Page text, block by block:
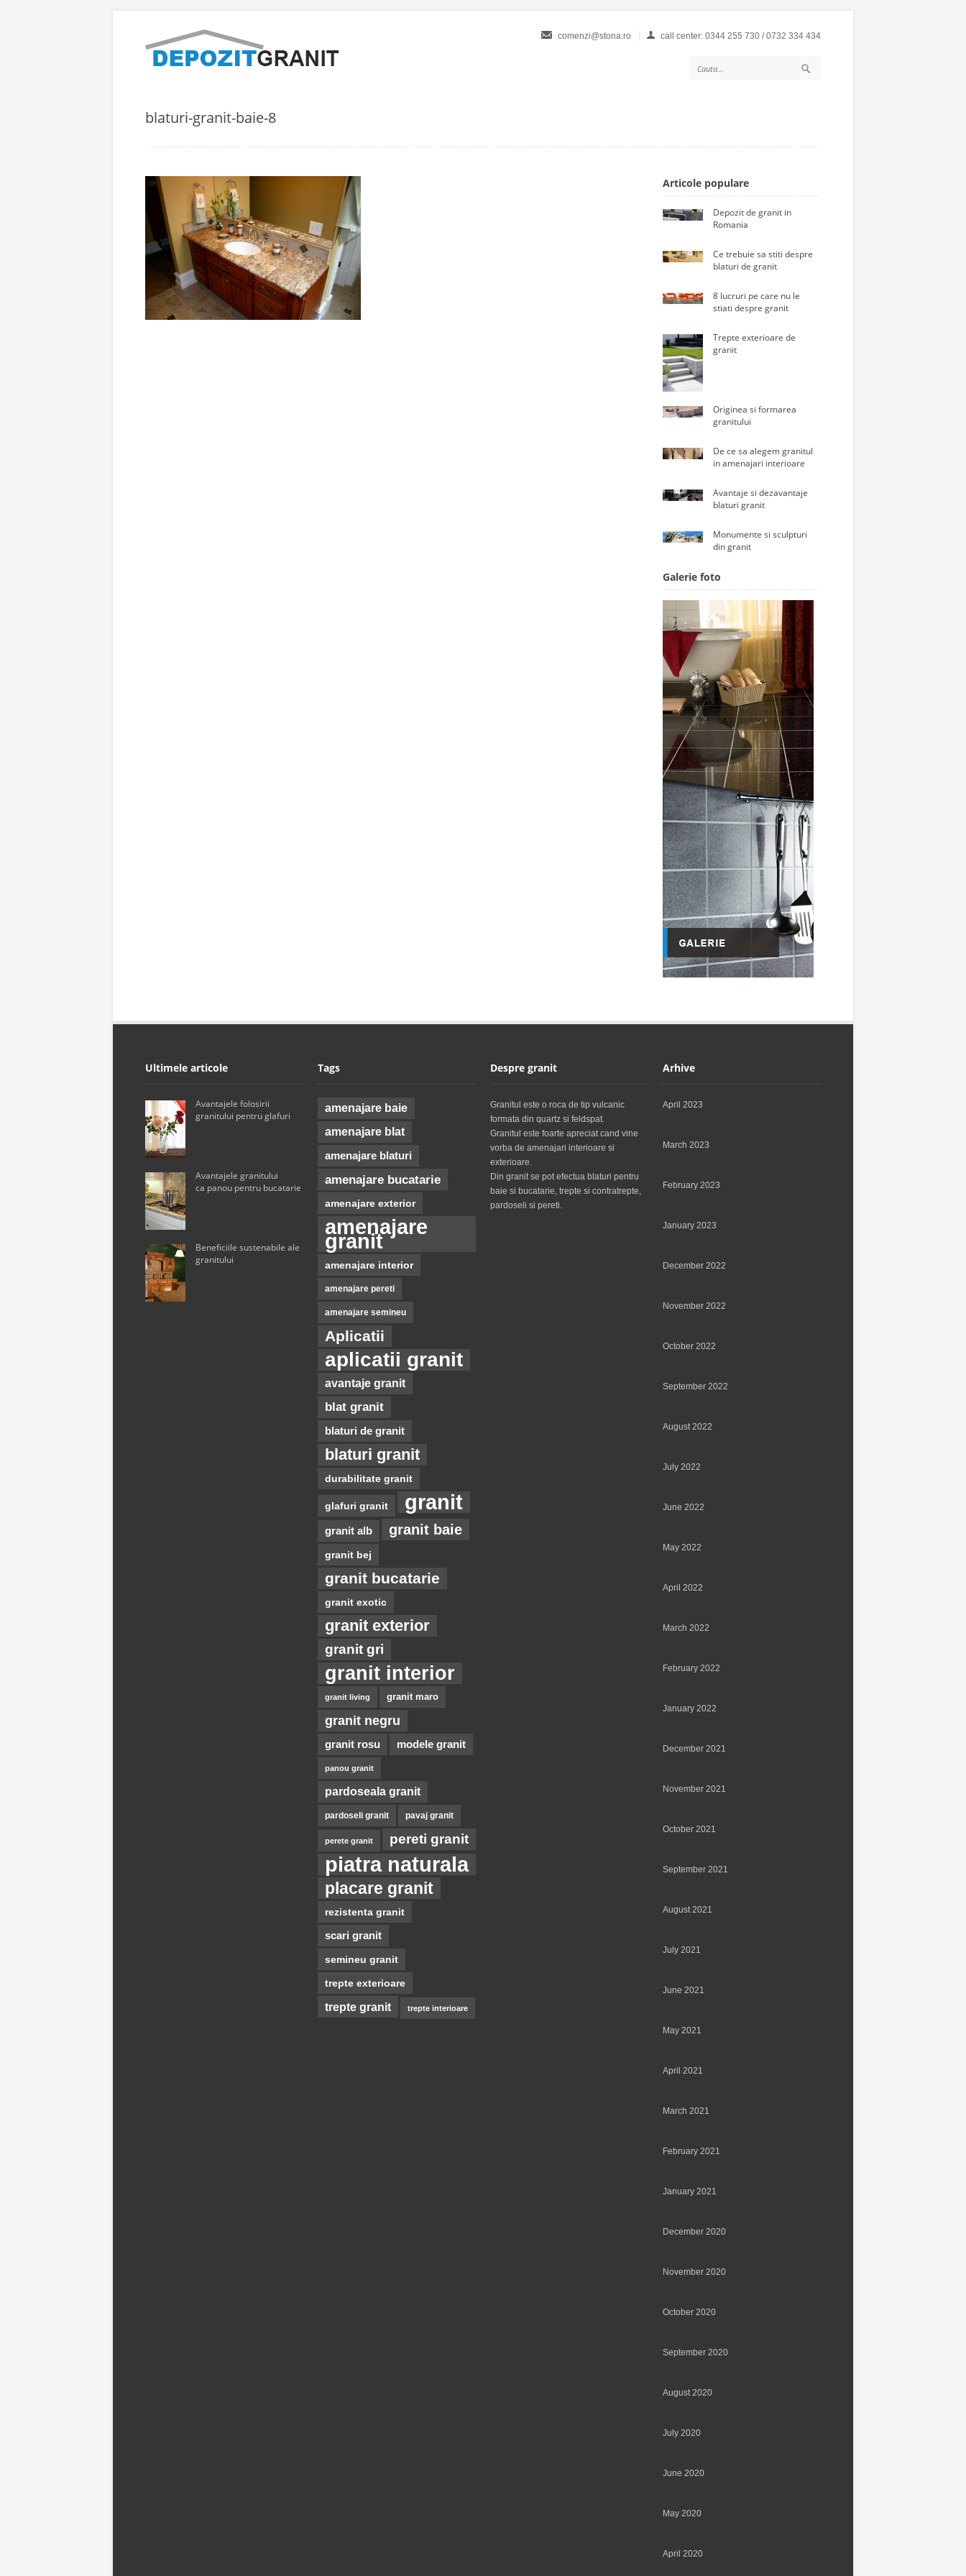
comenzi@stona.ro call center: 0344 255 730 / 0732 334 434
blaturi-granit-baie-8
Articole populare
Depozit de granit in
Romania
Ce trebuie sa stiti despre
blaturi de granit
8 lucruri pe care nu le
stiati despre granit
Trepte exterioare de
granit
Originea si formarea
granitului
De ce sa alegem granitul
in amenajari interioare
Avantaje si dezavantaje
blaturi granit
Monumente si sculpturi
din granit
Galerie foto
Ultimele articole
Avantajele folosirii
granitului pentru glafuri
Avantajele granitului
ca panou pentru bucatarie
Beneficiile sustenabile ale
granitului
Tags
amenajare baie
amenajare blat
amenajare blaturi
amenajare bucatarie
amenajare exterior
amenajare
granit
amenajare interior
amenajare pereti
amenajare semineu
Aplicatii
aplicatii granit
avantaje granit
blat granit
blaturi de granit
blaturi granit
durabilitate granit
glafuri granit granit
granit alb granit baie
granit bej
granit bucatarie
granit exotic
granit exterior
granit gri
granit interior
granit living granit maro
granit negru
granit rosu modele granit
panou granit
pardoseala granit
pardoseli granit pavaj granit
perete granit pereti granit
piatra naturala
placare granit
rezistenta granit
scari granit
semineu granit
trepte exterioare
trepte granit trepte interioare
Despre granit
Granitul este o roca de tip vulcanic
formata din quartz si feldspat.
Granitul este foarte apreciat cand vine
vorba de amenajari interioare si
exterioare.
Din granit se pot efectua blaturi pentru
baie si bucatarie, trepte si contratrepte,
pardoseli si pereti.
Arhive
April 2023
March 2023
February 2023
January 2023
December 2022
November 2022
October 2022
September 2022
August 2022
July 2022
June 2022
May 2022
April 2022
March 2022
February 2022
January 2022
December 2021
November 2021
October 2021
September 2021
August 2021
July 2021
June 2021
May 2021
April 2021
March 2021
February 2021
January 2021
December 2020
November 2020
October 2020
September 2020
August 2020
July 2020
June 2020
May 2020
April 2020